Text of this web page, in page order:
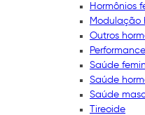
Hormônios
Modulação
Outros
Saúde
Saúde
Saúde
Tireoide